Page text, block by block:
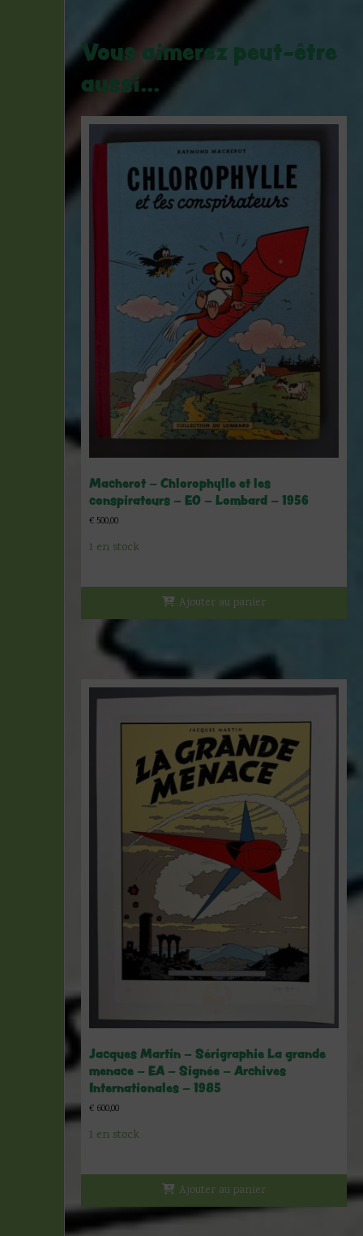
Vous aimerez peut-être
aussi…
Macherot – Chlorophylle et les
conspirateurs – EO – Lombard – 1956
€ 500,00
1 en stock
Ajouter au panier
Jacques Martin – Sérigraphie La grande
menace – EA – Signée – Archives
Internationales – 1985
€ 600,00
1 en stock
Ajouter au panier